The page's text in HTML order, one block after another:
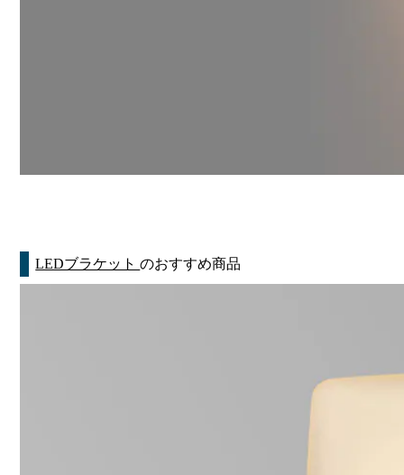
LEDブラケットのおすすめ商品